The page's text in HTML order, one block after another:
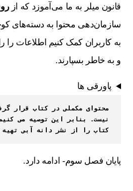
قانون میلر به ما می‌آموزد که از
سازمان‌دهی محتوا به دسته‌های
به کاربران کمک کنیم اطلاعات
و به خاطر بسپارند.
پاورقی ها
کتاب را از نشر دانه آبی تهیه
پایان فصل سوم- ادامه دارد.